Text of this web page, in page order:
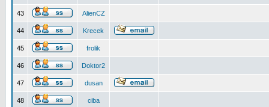
43 AlienCZ
44 Krecek
45 frolik
46 Doktor2
47 dusan
48 ciba